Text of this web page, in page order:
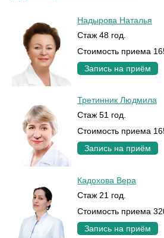
Надырова Наталья
Стаж 48 год.
Стоимость приема
Запись на приём
Третинник Людмила
Стаж 51 год.
Стоимость приема
Запись на приём
Кадохова Вера
Стаж 21 год.
Стоимость приема
Запись на приём